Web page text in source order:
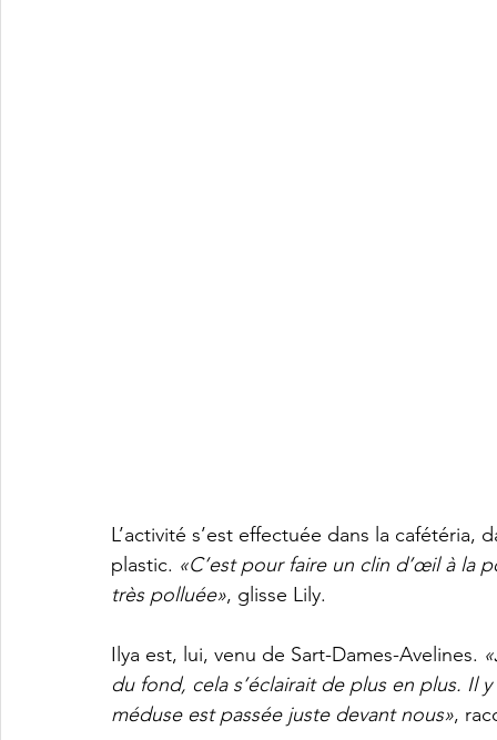
L’activité s’est effectuée dans la
plastic. «C’est pour faire un clin d’œil à la
très polluée», glisse Lily.
Ilya est, lui, venu de Sart-Dames-Avelines.
du fond, cela s’éclairait de plus en plus. Il
méduse est passée juste devant nous»,